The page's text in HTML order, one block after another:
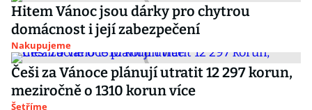
Hitem Vánoc jsou dárky pro chytrou
domácnost i její zabezpečení
Nakupujeme
Češi za Vánoce plánují utratit 12 297 korun,
meziročně o 1310 korun více
Šetříme